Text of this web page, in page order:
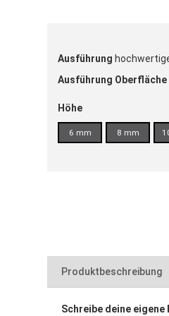
Höhe
6 mm 8 mm
Ausführung
Ausführung Oberfläche
Produktbeschreibung
für TRIO
Schreibe deine eigene